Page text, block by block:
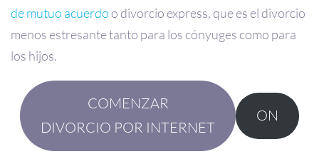
de mutuo acuerdoo divorcio express, que es el divorcio
menos estresante tanto para los cónyuges como para
los hijos.
COMENZAR
DIVORCIO POR INTERNET
ON